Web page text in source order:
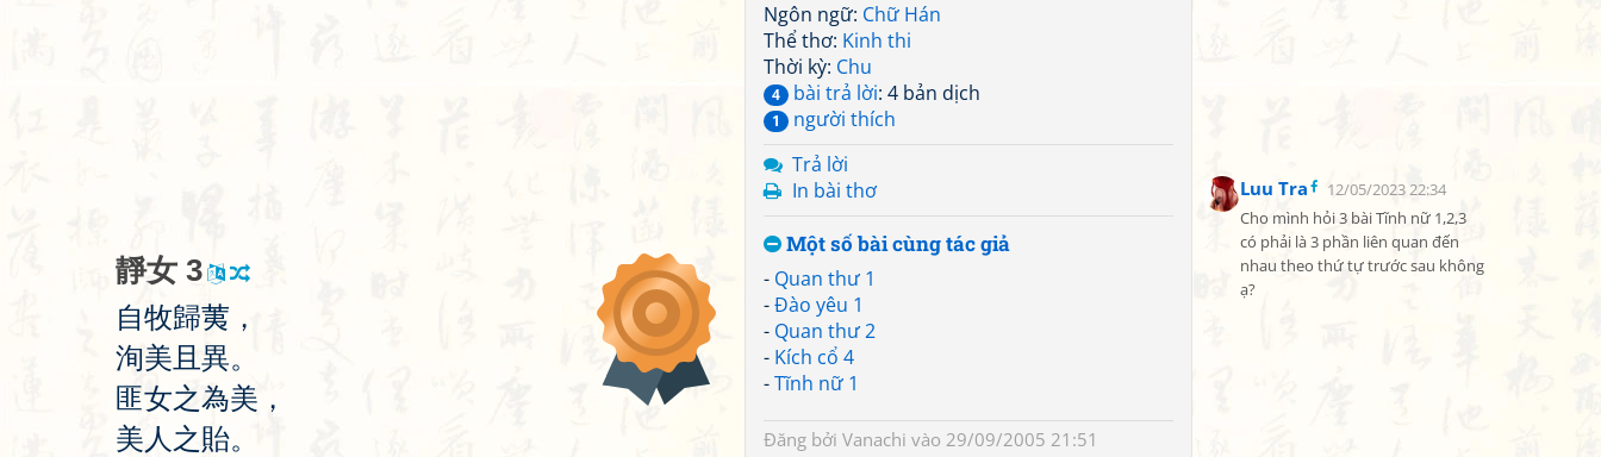
Luu Tra
12/05/2023 22:34
Cho mình hỏi 3 bài Tĩnh nữ 1,2,3
có phải là 3 phần liên quan đến
nhau theo thứ tự trước sau không
ạ?
Ngôn ngữ: Chữ Hán
Thể thơ: Kinh thi
Thời kỳ: Chu
4 bài trả lời: 4 bản dịch
1
người thích
Trả lời
In bài thơ
Một số bài cùng tác giả
- Quan thư 1
-Đào yêu 1
- Quan thư 2
- Kích cổ 4
-Tĩnh nữ 1
Đăng bởi Vanachi vào 29/09/2005 21:51
靜女 3
自牧歸荑 ，
洵美 且 異。
匪女之為美 ，
美 人 之貽。